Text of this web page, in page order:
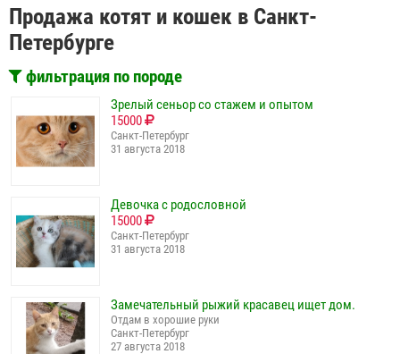
Продажа котят и кошек в Санкт-
Петербурге
фильтрация по породе
Зрелый сеньор со стажем и опытом
15000
Санкт-Петербург
31 августа 2018
Девочка с родословной
15000
Санкт-Петербург
31 августа 2018
Замечательный рыжий красавец ищет дом.
Отдам в хорошие руки
Санкт-Петербург
27 августа 2018